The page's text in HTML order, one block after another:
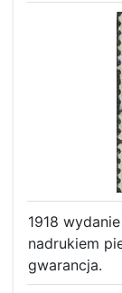
1918
nadrukiem
gwarancja.